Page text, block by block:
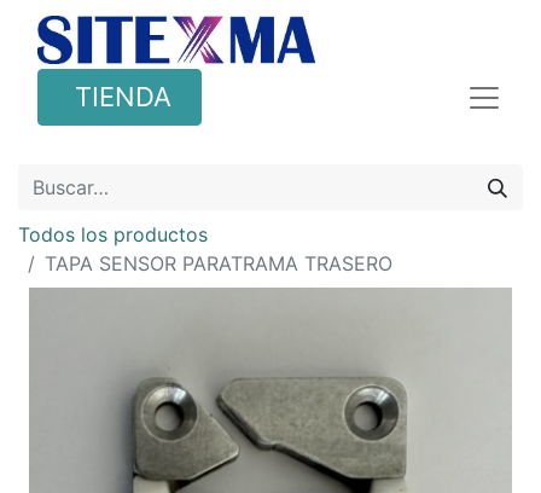
TIENDA
Todos los productos
TAPA SENSOR PARATRAMA TRASERO